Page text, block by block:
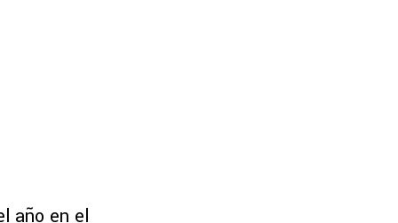
año en el